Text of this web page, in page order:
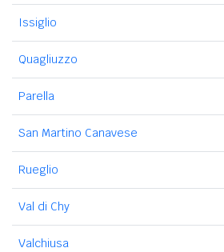
Issiglio
Quagliuzzo
Parella
San Martino Canavese
Rueglio
Val di Chy
Valchiusa